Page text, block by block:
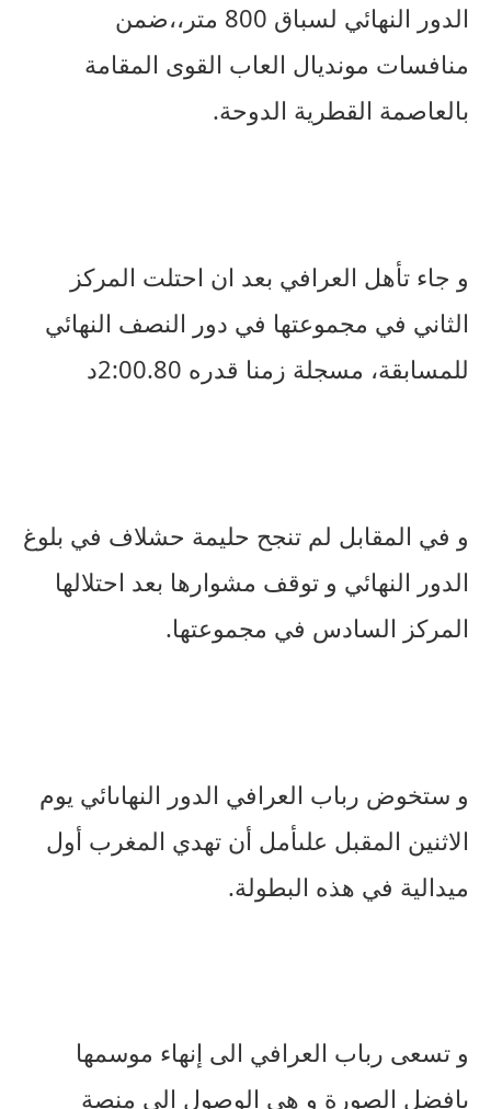
الدور النهائي لسباق 800 متر،،ضمن
منافسات مونديال العاب القوى المقامة
بالعاصمة القطرية الدوحة.
و جاء تأهل العرافي بعد ان احتلت المركز
الثاني في مجموعتها في دور النصف النهائي
للمسابقة، مسجلة زمنا قدره 2:00.80د
و في المقابل لم تنجح حليمة حشلاف في بلوغ
الدور النهائي و توقف مشوارها بعد احتلالها
المركز السادس في مجموعتها.
و ستخوض رباب العرافي الدور النهاىائي يوم
الاثنين المقبل علىأمل أن تهدي المغرب أول
ميدالية في هذه البطولة.
و تسعى رباب العرافي الى إنهاء موسمها
بافضل الصورة و هي الوصول الى منصة